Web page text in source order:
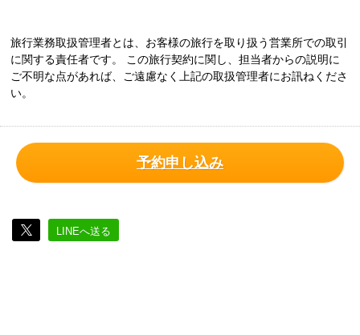
旅行業務取扱管理者とは、お客様の旅行を取り扱う営業所での取引
に関する責任者です。 この旅行契約に関し、担当者からの説明に
ご不明な点があれば、ご遠慮なく上記の取扱管理者にお訊ねくださ
い。
予約申し込み
LINEへ送る